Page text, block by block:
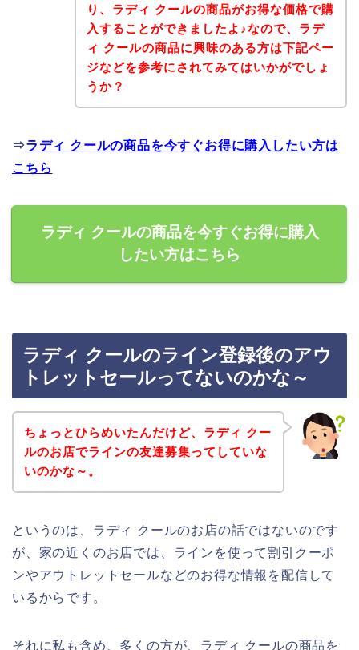
り、ラディ クールの商品がお得な価格で購
入することができましたよ♪なので、ラデ
ィ クールの商品に興味のある方は下記ペー
ジなどを参考にされてみてはいかがでしょ
うか？
⇒ラディ クールの商品を今すぐお得に購入したい方は
こちら
ラディ クールの商品を今すぐお得に購入
したい方はこちら
ラディ クールのライン登録後のアウ
トレットセールってないのかな～
ちょっとひらめいたんだけど、ラディ クー
ルのお店でラインの友達募集ってしていな
いのかな～。
というのは、ラディ クールのお店の話ではないのです
が、家の近くのお店では、ラインを使って割引クーポ
ンやアウトレットセールなどのお得な情報を配信して
いるからです。
それに私も含め、多くの方が、ラディ クールの商品を